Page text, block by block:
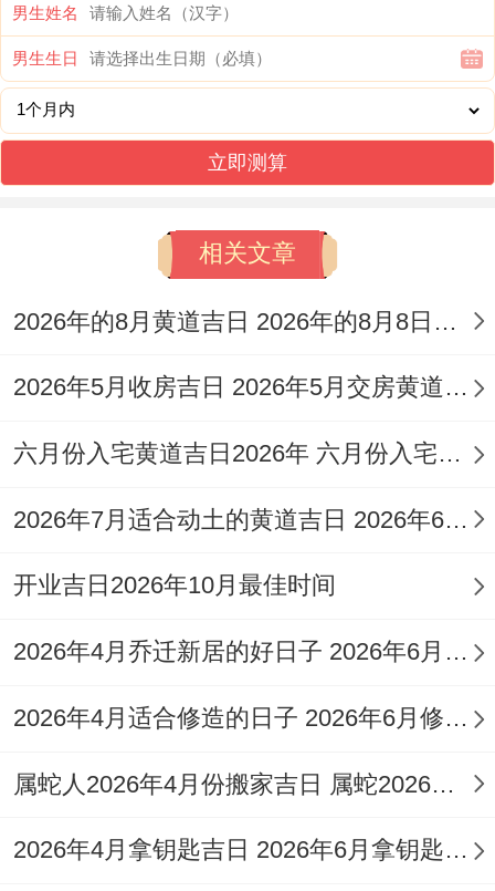
势。冲鸡（属鸡者避开）~最佳吉时位卯时
（5:00-6:59） 可于宅内东南角放置铜葫芦
聚财。
月十二：天德合日 利产权过户...10月16日
（星期四）农历八月廿五：月德贵人临门~
10月28日（星期二）农历九月初八：天赦日
-化解产权纠纷隐患。
配优先选择辰时（7-9点）或午时（11-13
点）、此刻阳气充盈,可中和新房阴气。
若需夜间操作 -申时（15-17点）金气旺盛-
方位避忌三煞位东方忌动土装修~签约时面
朝太岁东南方位可增运势...
男生姓名
男生生日
立即测算
相关文章
2026年的8月黄道吉日 2026年的8月8日是星期几
2026年5月收房吉日 2026年5月交房黄道吉日
六月份入宅黄道吉日2026年 六月份入宅黄道吉日查询
2026年7月适合动土的黄道吉日 2026年6月动土的黄道吉日
开业吉日2026年10月最佳时间
2026年4月乔迁新居的好日子 2026年6月乔迁入宅最好的日子
2026年4月适合修造的日子 2026年6月修造吉日
属蛇人2026年4月份搬家吉日 属蛇2026年4月最佳乔迁日期
2026年4月拿钥匙吉日 2026年6月拿钥匙的日子